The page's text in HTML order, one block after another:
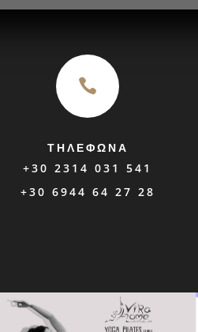

ΤΗΛΕΦΩΝΑ
+30 2314 031 541
+30 6944 64 27 28